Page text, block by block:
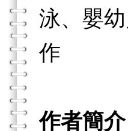
泳、嬰
作
作者簡介